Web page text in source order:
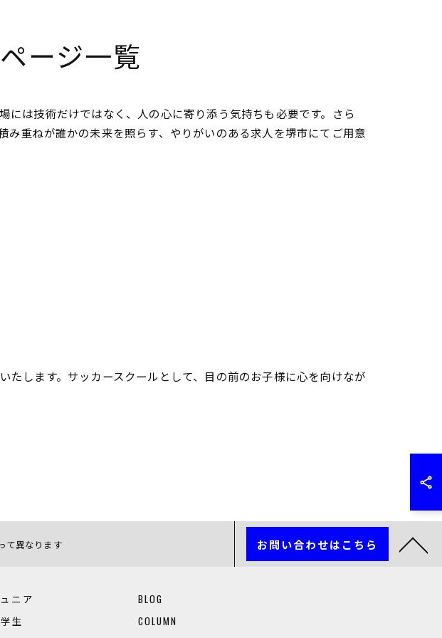
ージ一覧
は技術だけではなく、人の心に寄り添う気持ちも必要です。さら
重ねが誰かの未来を照らす、やりがいのある求人を堺市にてご用意
します。サッカースクールとして、目の前のお子様に心を向けなが
て異なります お問い合わせはこちら
ニア
生
BLOG
COLUMN